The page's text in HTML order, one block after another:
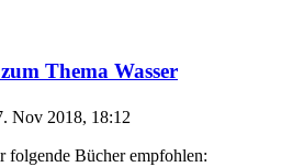
Thema Wasser
Nov 2018, 18:12
Bücher empfohlen: